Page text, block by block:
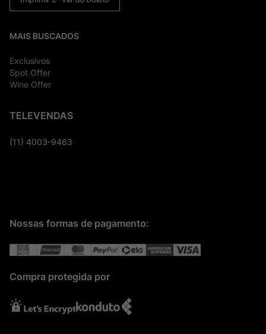
MAIS BUSCADOS
Exclusivos
Spot Offer
Wine Offer
TELEVENDAS
(11) 4003-9463
Nossas formas de pagamento:
Compra protegida por